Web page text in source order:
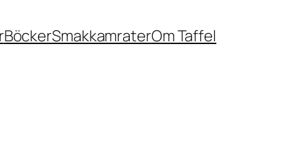
BöckerSmakkamraterOm Taffel